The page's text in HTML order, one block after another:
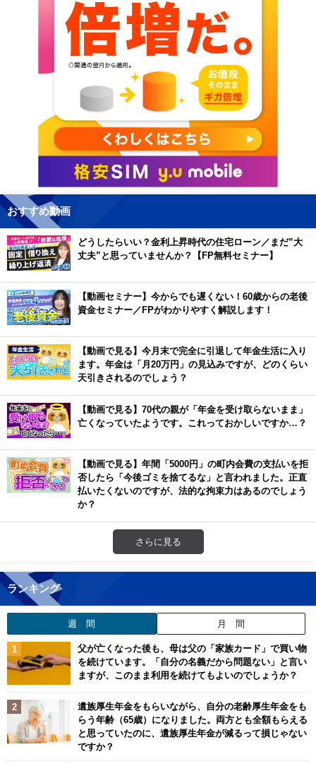
おすすめ動画
どうしたらいい？金利上昇時代の住宅ローン／まだ”大
丈夫”と思っていませんか？【FP無料セミナー】
【動画セミナー】今からでも遅くない！60歳からの老後
資金セミナー／FPがわかりやすく解説します！
【動画で見る】今月末で完全に引退して年金生活に入り
ます。年金は「月20万円」の見込みですが、どのくらい
天引きされるのでしょう？
【動画で見る】70代の親が「年金を受け取らないまま」
亡くなっていたようです。これっておかしいですか…？
【動画で見る】年間「5000円」の町内会費の支払いを拒
否したら「今後ゴミを捨てるな」と言われました。正直
払いたくないのですが、法的な拘束力はあるのでしょう
か？
さらに見る
ランキング
週 間 月 間
父が亡くなった後も、母は父の「家族カード」で買い物
を続けています。「自分の名義だから問題ない」と言い
ますが、このまま利用を続けてもよいのでしょうか？
遺族厚生年金をもらいながら、自分の老齢厚生年金をも
らう年齢（65歳）になりました。両方とも全額もらえる
と思っていたのに、遺族厚生年金が減るって損じゃない
ですか？